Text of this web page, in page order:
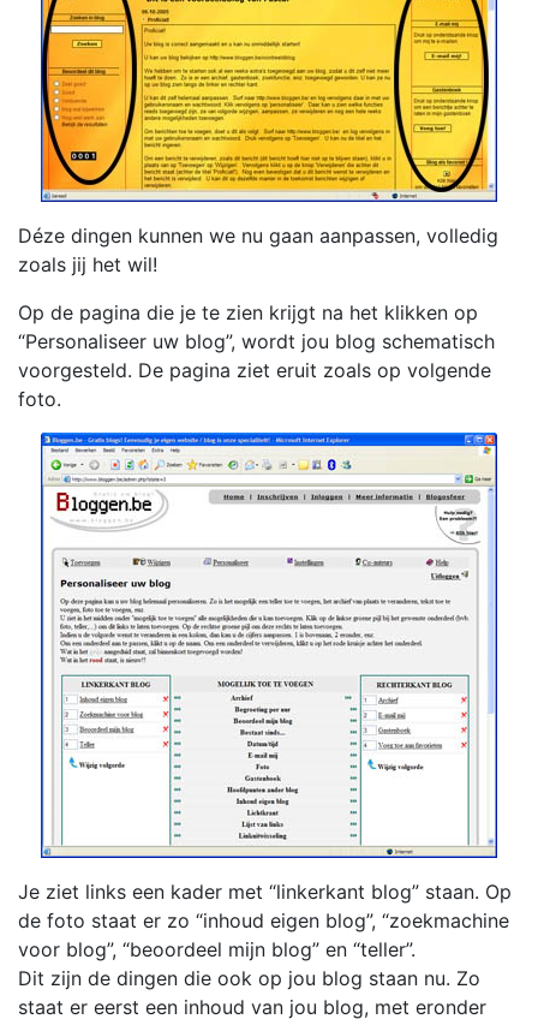
Déze dingen kunnen we nu gaan aanpassen, volledig
zoals jij het wil!
Op de pagina die je te zien krijgt na het klikken op
“Personaliseer uw blog”, wordt jou blog schematisch
voorgesteld. De pagina ziet eruit zoals op volgende
foto.
Je ziet links een kader met “linkerkant blog” staan. Op
de foto staat er zo “inhoud eigen blog”, “zoekmachine
voor blog”, “beoordeel mijn blog” en “teller”.
Dit zijn de dingen die ook op jou blog staan nu. Zo
staat er eerst een inhoud van jou blog, met eronder